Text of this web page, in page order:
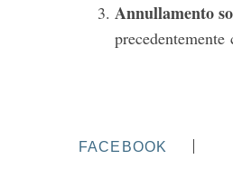
Annullamento
precedentemente
FACEBOOK